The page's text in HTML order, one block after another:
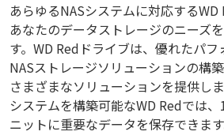
あらゆるNASシステムに対応するWD
あなたのデータストレージのニーズ
す。WD Redドライブは、優れたパ
NASストレージソリューションの構
さまざまなソリューションを提供し
システムを構築可能なWD Redでは
ニットに重要なデータを保存できます